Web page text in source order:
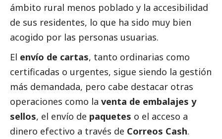
ámbito rural menos poblado y la accesibilidad
de sus residentes, lo que ha sido muy bien
acogido por las personas usuarias.
El envío de cartas, tanto ordinarias como
certificadas o urgentes, sigue siendo la gestión
más demandada, pero cabe destacar otras
operaciones como la venta de embalajes y
sellos, el envío de paquetes o el acceso a
dinero efectivo a través de Correos Cash.